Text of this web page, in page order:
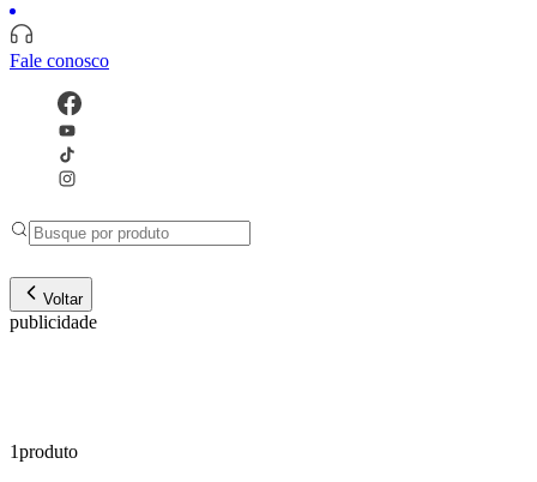
Fale conosco
Voltar
publicidade
1produto